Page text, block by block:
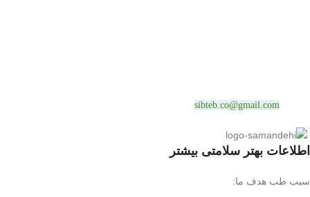
sibteb.co@gmail.com
اطلاعات بهتر سلامتی بیشتر
سیب طب هدف ما: